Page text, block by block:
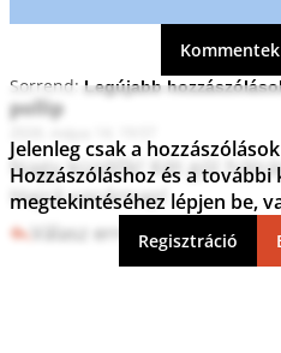
Sorrend:
pollip
Nagy küzdők! Két gól
Hajrá vasárnap!
Válasz erre 0 0
Jelenleg csak a
Hozzászóláshoz és a
megtekintéséhez lépjen be,
Regisztráció